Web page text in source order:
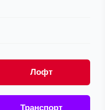
Лофт
Транспорт